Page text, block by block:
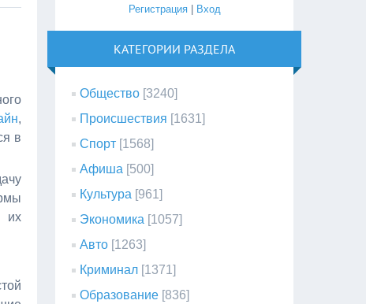
,
в
их
Регистрация| Вход
КАТЕГОРИИ РАЗДЕЛА
Общество [3240]
Происшествия [1631]
Спорт [1568]
Афиша [500]
Культура [961]
Экономика [1057]
Авто [1263]
Криминал [1371]
Образование [836]